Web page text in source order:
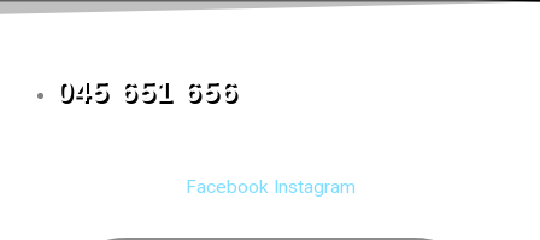
045 651 656
Facebook Instagram